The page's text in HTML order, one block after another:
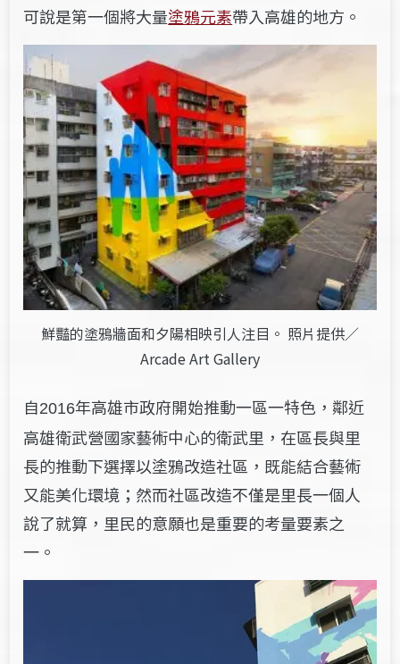
可說是第一個將大量塗鴉元素帶入高雄的地方。
鮮豔的塗鴉牆面和夕陽相映引人注目。 照片提供／
Arcade Art Gallery
自2016年高雄市政府開始推動一區一特色，鄰近
高雄衛武營國家藝術中心的衛武里，在區長與里
長的推動下選擇以塗鴉改造社區，既能結合藝術
又能美化環境；然而社區改造不僅是里長一個人
說了就算，里民的意願也是重要的考量要素之
一。